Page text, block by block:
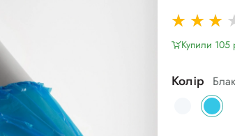
Купили 105
Колір